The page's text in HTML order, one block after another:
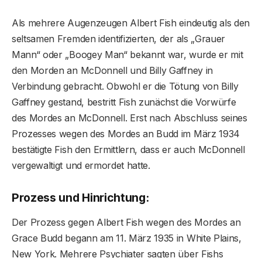
Als mehrere Augenzeugen Albert Fish eindeutig als den
seltsamen Fremden identifizierten, der als „Grauer
Mann“ oder „Boogey Man“ bekannt war, wurde er mit
den Morden an McDonnell und Billy Gaffney in
Verbindung gebracht. Obwohl er die Tötung von Billy
Gaffney gestand, bestritt Fish zunächst die Vorwürfe
des Mordes an McDonnell. Erst nach Abschluss seines
Prozesses wegen des Mordes an Budd im März 1934
bestätigte Fish den Ermittlern, dass er auch McDonnell
vergewaltigt und ermordet hatte.
Prozess und Hinrichtung:
Der Prozess gegen Albert Fish wegen des Mordes an
Grace Budd begann am 11. März 1935 in White Plains,
New York. Mehrere Psychiater sagten über Fishs